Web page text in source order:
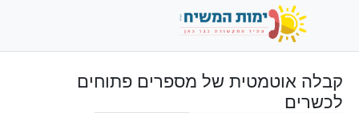
קבלה אוטמטית של מספרים פתוחים
לכשרים